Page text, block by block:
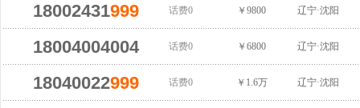
18002431999 话费0 ￥9800 辽宁·沈阳
18004004004 话费0 ￥6800 辽宁·沈阳
18040022999 话费0 ￥1.6万 辽宁·沈阳